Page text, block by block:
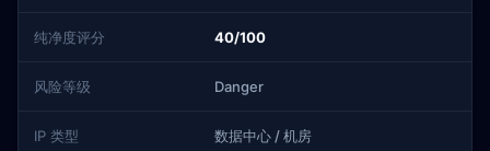
纯净度评分 40/100
风险等级 Danger
IP 类型 数据中心 / 机房